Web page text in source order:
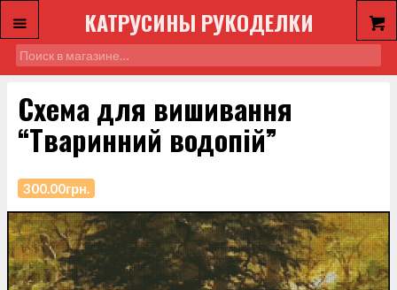
КАТРУСИНЫ РУКОДЕЛКИ
Схема для вишивання
“Тваринний водопій”
300.00грн.